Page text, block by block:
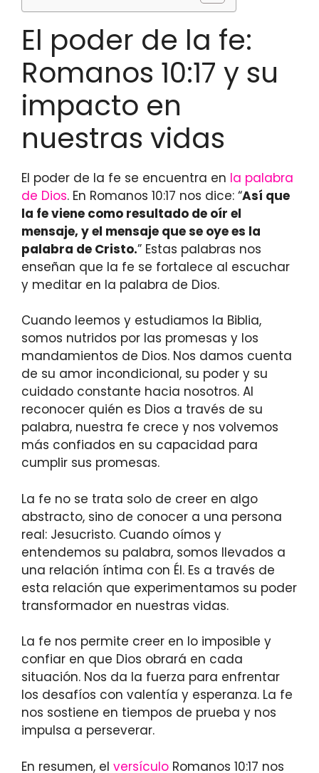
El poder de la fe:
Romanos 10:17 y su
impacto en
nuestras vidas
El poder de la fe se encuentra en la palabra
de Dios. En Romanos 10:17 nos dice: “Así que
la fe viene como resultado de oír el
mensaje, y el mensaje que se oye es la
palabra de Cristo.” Estas palabras nos
enseñan que la fe se fortalece al escuchar
y meditar en la palabra de Dios.
Cuando leemos y estudiamos la Biblia,
somos nutridos por las promesas y los
mandamientos de Dios. Nos damos cuenta
de su amor incondicional, su poder y su
cuidado constante hacia nosotros. Al
reconocer quién es Dios a través de su
palabra, nuestra fe crece y nos volvemos
más confiados en su capacidad para
cumplir sus promesas.
La fe no se trata solo de creer en algo
abstracto, sino de conocer a una persona
real: Jesucristo. Cuando oímos y
entendemos su palabra, somos llevados a
una relación íntima con Él. Es a través de
esta relación que experimentamos su poder
transformador en nuestras vidas.
La fe nos permite creer en lo imposible y
confiar en que Dios obrará en cada
situación. Nos da la fuerza para enfrentar
los desafíos con valentía y esperanza. La fe
nos sostiene en tiempos de prueba y nos
impulsa a perseverar.
En resumen, el versículo Romanos 10:17 nos